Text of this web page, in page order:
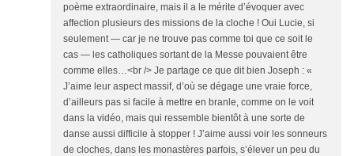
poème extraordinaire, mais il a le mérite d’évoquer avec
affection plusieurs des missions de la cloche ! Oui Lucie, si
seulement — car je ne trouve pas comme toi que ce soit le
cas — les catholiques sortant de la Messe pouvaient être
comme elles…<br /> Je partage ce que dit bien Joseph : «
J’aime leur aspect massif, d’où se dégage une vraie force,
d’ailleurs pas si facile à mettre en branle, comme on le voit
dans la vidéo, mais qui ressemble bientôt à une sorte de
danse aussi difficile à stopper ! J’aime aussi voir les sonneurs
de cloches, dans les monastères parfois, s’élever un peu du